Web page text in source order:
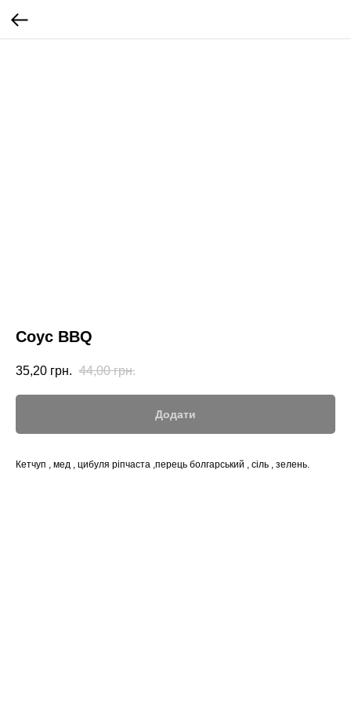
Соус BBQ
35,20 грн. 44,00 грн.
Додати
Кетчуп , мед , цибуля ріпчаста ,перець болгарський , сіль , зелень.